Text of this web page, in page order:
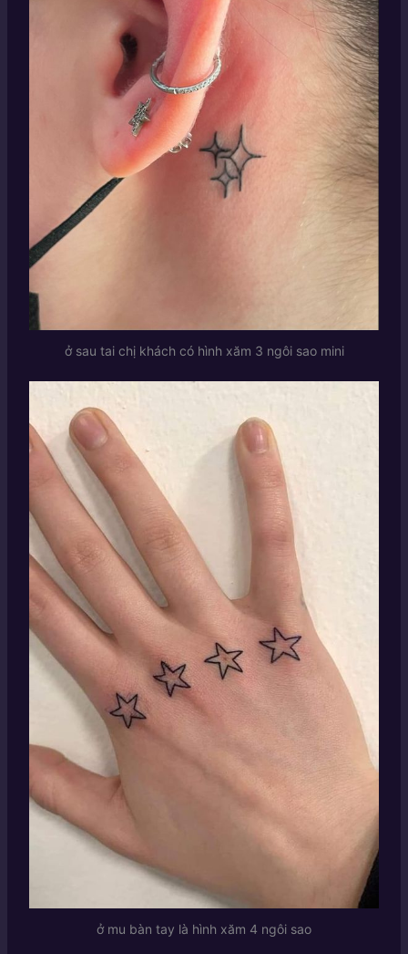
ở sau tai chị khách có hình xăm 3 ngôi sao mini
ở mu bàn tay là hình xăm 4 ngôi sao